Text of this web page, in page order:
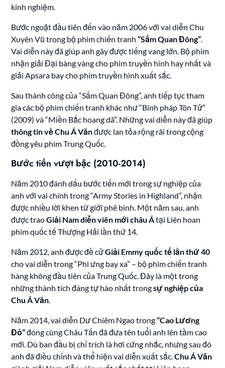
kinh nghiệm.
Bước ngoặt đầu tiên đến vào năm 2006 với vai diễn Chu
Xuyên Vũ trong bộ phim chiến tranh“Sấm Quan Đông”
Vai diễn này đã giúp anh gây được tiếng vang lớn. Bộ phim
nhận giải Đại bàng vàng cho phim truyền hình hay nhất và
giải Apsara bay cho phim truyền hình xuất sắc.
Sau thành công của “Sấm Quan Đông”, anh tiếp tục tham
gia các bộ phim chiến tranh khác như “Binh pháp Tôn Tử”
(2009) và “Miền Bắc hoang dã”. Những vai diễn này đã giúp
thông tin về Chu Á Vănđược lan tỏa rộng rãi trong cộng
đồng yêu phim Trung Quốc.
Bước tiến vượt bậc (2010-2014)
Năm 2010 đánh dấu bước tiến mới trong sự nghiệp của
anh với vai chính trong “Army Stories in Highland”, nhận
được nhiều lời khen từ giới phê bình. Một năm sau, anh
được traoGiải Nam diễn viên mới châu Átại Liên hoan
phim quốc tế Thượng Hải lần thứ 14.
Năm 2012, anh được đề cửGiải Emmy quốc tế lần thứ 40
cho vai diễn trong “Phi ưng bay xa” – bộ phim chiến tranh
hàng không đầu tiên của Trung Quốc. Đây là một trong
những thành tích đáng tự hào nhất trongsự nghiệp của
Chu Á Văn
Năm 2014, vai diễn Dư Chiêm Ngao trong“Cao Lương
Đỏ”đóng cùng Châu Tấn đã đưa tên tuổi anh lên tầm cao
mới. Dù ban đầu bị chỉ trích là hơi cứng nhắc, nhưng sau đó
anh đã điều chỉnh và thể hiện vai diễn xuất sắc.Chu Á Văn